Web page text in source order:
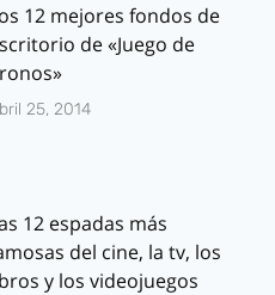
12 mejores fondos de
de «Juego de
25, 2014
12 espadas más
del cine, la tv, los
y los videojuegos